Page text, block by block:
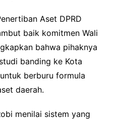
Aset DPRD
baik komitmen Wali
bahwa pihaknya
banding ke Kota
berburu formula
daerah.
menilai sistem yang